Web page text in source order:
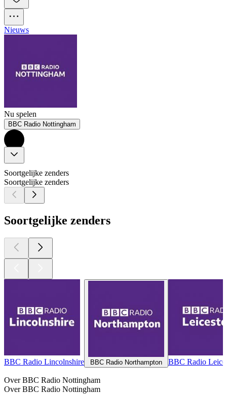
Nieuws
Nu spelen
BBC Radio Nottingham
Soortgelijke zenders
Soortgelijke zenders
Soortgelijke zenders
BBC Radio Lincolnshire BBC Radio Northampton BBC Radio
Over BBC Radio Nottingham
Over BBC Radio Nottingham